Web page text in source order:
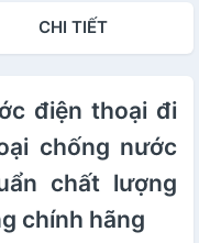
CHI TIẾT
điện thoại đi
chống nước
chất lượng
chính hãng